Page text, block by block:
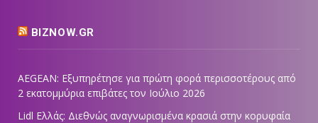
BIZNOW.GR
AEGEAN: Εξυπηρέτησε για πρώτη φορά περισσοτέρους από
2 εκατομμύρια επιβάτες τον Ιούλιο 2026
Lidl Ελλάς: Διεθνώς αναγνωρισμένα κρασιά στην κορυφαία